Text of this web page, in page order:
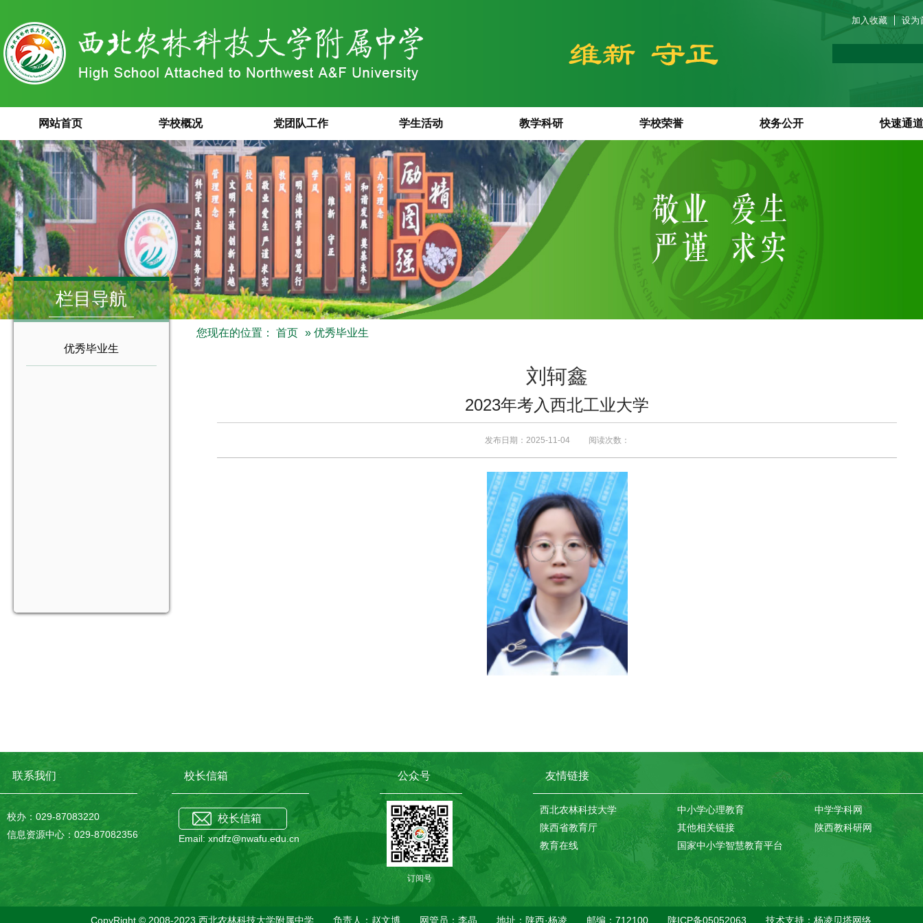
加入收藏 设为
网站首页 学校概况 党团队工作 学生活动 教学科研 学校荣誉 校务公开 快速通道
栏目导航
优秀毕业生
您现在的位置： 首页 » 优秀毕业生
刘轲鑫
2023年考入西北工业大学
发布日期：2025-11-04 阅读次数：
联系我们
校办：029-87083220
信息资源中心：029-87082356
校长信箱
校长信箱
Email: xndfz@nwafu.edu.cn
公众号
订阅号
友情链接
西北农林科技大学 中小学心理教育
中学学科网
陕西省教育厅
其他相关链接
陕西教科研网
教育在线
国家中小学智慧教育平台
CopyRight © 2008-2023 西北农林科技大学附属中学 负责人：赵文博 网管员：李晶 地址：陕西·杨凌 邮编：712100 陕ICP备05052063 技术支持： 杨凌贝塔网络